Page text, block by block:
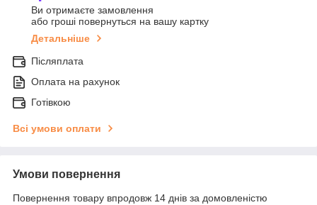
Ви отримаєте замовлення
або гроші повернуться на вашу картку
Детальніше
Післяплата
Оплата на рахунок
Готівкою
Всі умови оплати
Умови повернення
Повернення товару впродовж 14 днів за домовленістю